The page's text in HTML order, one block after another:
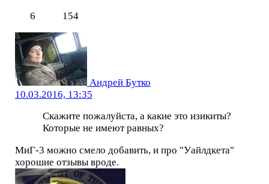
6
154
Андрей Бутко
10.03.2016, 13:35
Скажите пожалуйста, а какие это изикиты?
Которые не имеют равных?
МиГ-3 можно смело добавить, и про "Уайлдкета"
хорошие отзывы вроде.